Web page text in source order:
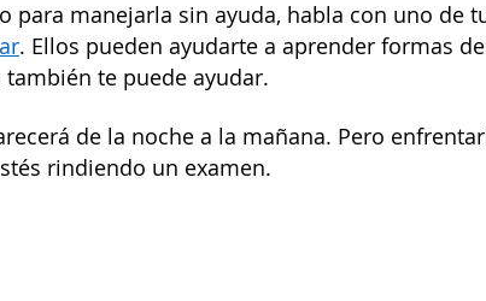
para manejarla sin ayuda, habla con uno de
. Ellos pueden ayudarte a aprender formas
también te puede ayudar.
de la noche a la mañana. Pero
rindiendo un examen.